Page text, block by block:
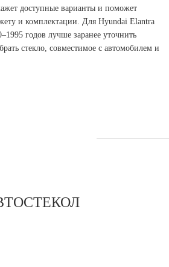
доступные варианты и поможет
и комплектации. Для Hyundai Elantra
годов лучше заранее уточнить
стекло, совместимое с автомобилем и